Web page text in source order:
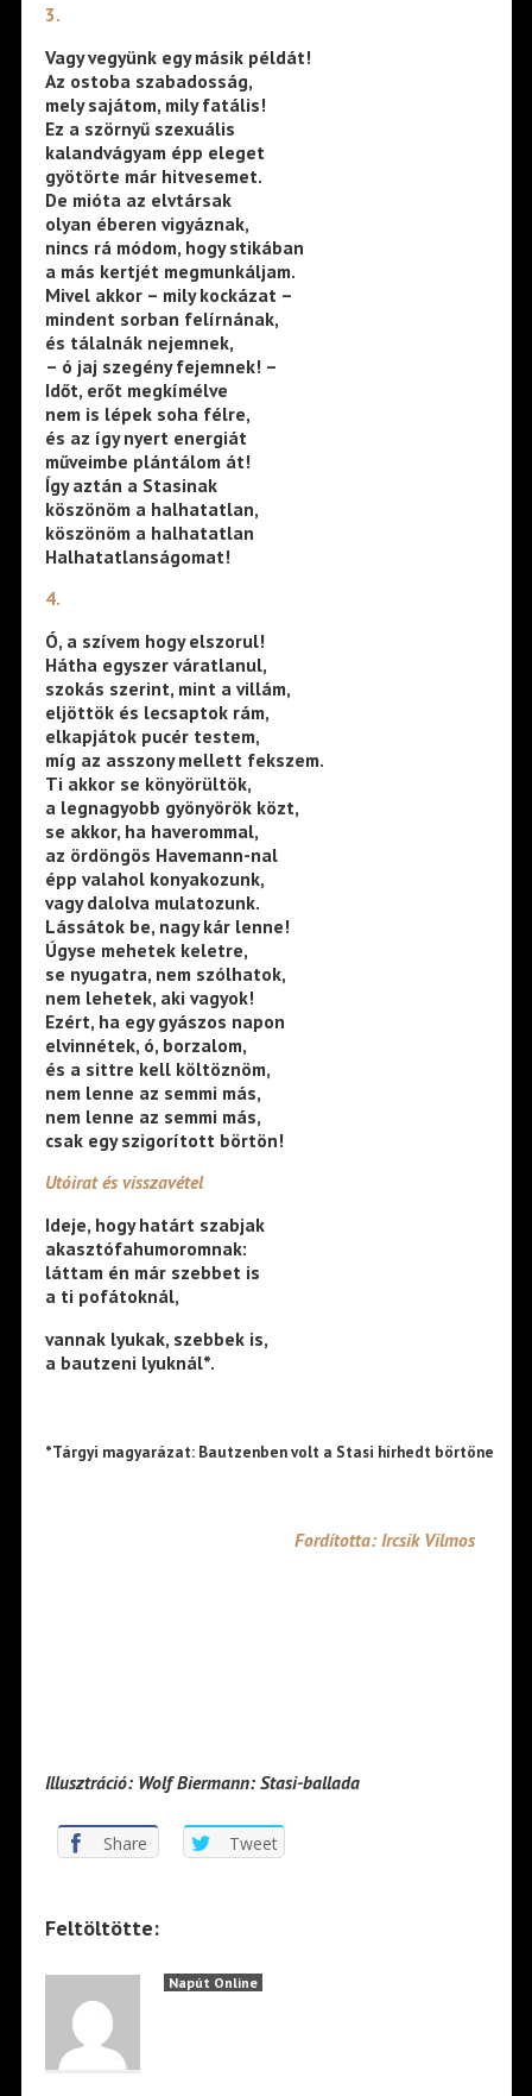
3.
Vagy vegyünk egy másik példát!
Az ostoba szabadosság,
mely sajátom, mily fatális!
Ez a szörnyű szexuális
kalandvágyam épp eleget
gyötörte már hitvesemet.
De mióta az elvtársak
olyan éberen vigyáznak,
nincs rá módom, hogy stikában
a más kertjét megmunkáljam.
Mivel akkor – mily kockázat –
mindent sorban felírnának,
és tálalnák nejemnek,
– ó jaj szegény fejemnek! –
Időt, erőt megkímélve
nem is lépek soha félre,
és az így nyert energiát
műveimbe plántálom át!
Így aztán a Stasinak
köszönöm a halhatatlan,
köszönöm a halhatatlan
Halhatatlanságomat!
4.
Ó, a szívem hogy elszorul!
Hátha egyszer váratlanul,
szokás szerint, mint a villám,
eljöttök és lecsaptok rám,
elkapjátok pucér testem,
míg az asszony mellett fekszem.
Ti akkor se könyörültök,
a legnagyobb gyönyörök közt,
se akkor, ha haverommal,
az ördöngös Havemann-nal
épp valahol konyakozunk,
vagy dalolva mulatozunk.
Lássátok be, nagy kár lenne!
Úgyse mehetek keletre,
se nyugatra, nem szólhatok,
nem lehetek, aki vagyok!
Ezért, ha egy gyászos napon
elvinnétek, ó, borzalom,
és a sittre kell költöznöm,
nem lenne az semmi más,
nem lenne az semmi más,
csak egy szigorított börtön!
Utóirat és visszavétel
Ideje, hogy határt szabjak
akasztófahumoromnak:
láttam én már szebbet is
a ti pofátoknál,
vannak lyukak, szebbek is,
a bautzeni lyuknál*.
*Tárgyi magyarázat: Bautzenben volt a Stasi hírhedt börtöne
Fordította: Ircsik Vilmos
Illusztráció: Wolf Biermann: Stasi-ballada
Share Tweet
Feltöltötte:
Napút Online